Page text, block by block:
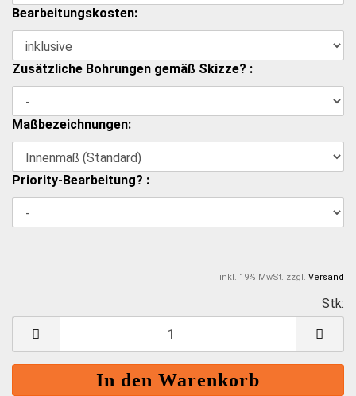
Bearbeitungskosten:
Zusätzliche Bohrungen gemäß Skizze? :
Maßbezeichnungen:
Priority-Bearbeitung? :
inkl. 19% MwSt. zzgl. Versand
Stk: